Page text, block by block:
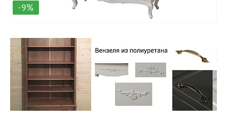
-9%